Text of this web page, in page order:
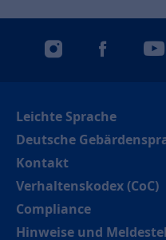
instagramfacebook
Leichte Sprache
Deutsche
Kontakt
Verhaltenskodex (CoC)
Compliance
Hinweise und